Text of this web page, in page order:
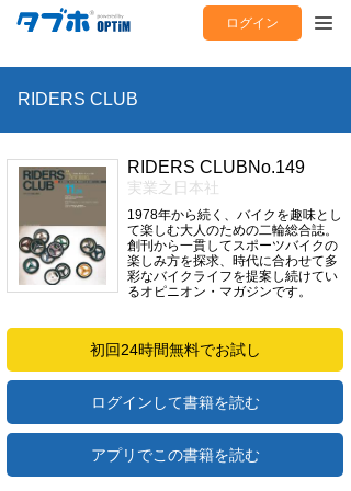
ログイン
RIDERS CLUB
RIDERS CLUBNo.149
実業之日本社
1978年から続く、バイクを趣味とし
て楽しむ大人のための二輪総合誌。
創刊から一貫してスポーツバイクの
楽しみ方を探求、時代に合わせて多
彩なバイクライフを提案し続けてい
るオピニオン・マガジンです。
初回24時間無料でお試し
ログインして書籍を読む
アプリでこの書籍を読む